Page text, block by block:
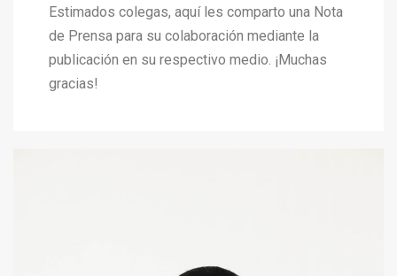
Estimados colegas, aquí les comparto una Nota
de Prensa para su colaboración mediante la
publicación en su respectivo medio. ¡Muchas
gracias!